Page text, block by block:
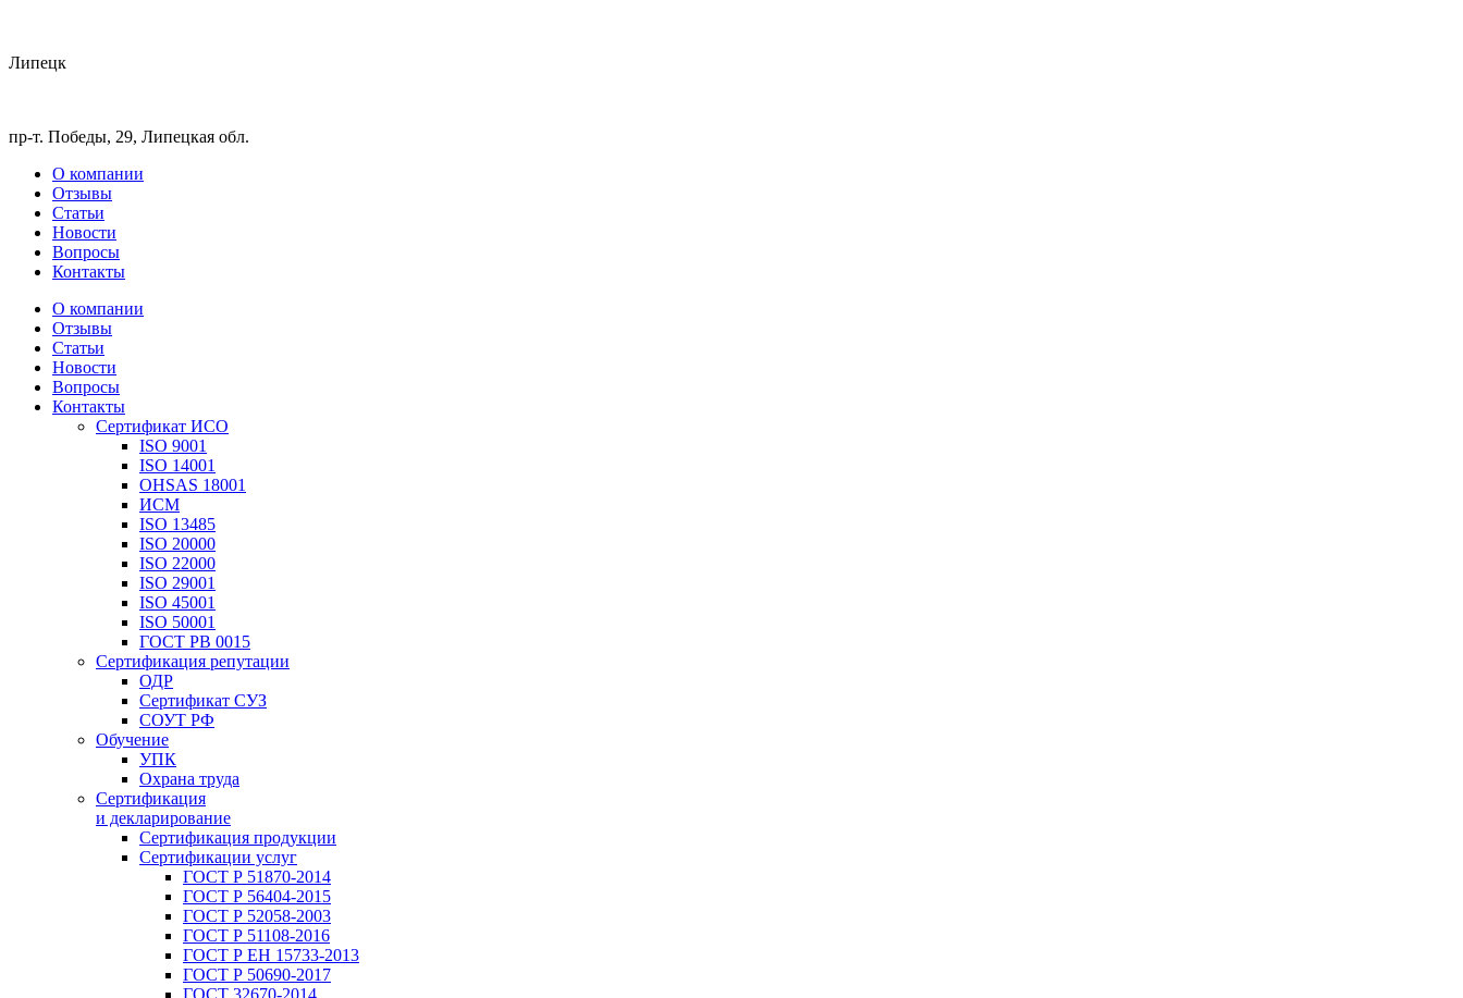
Липецк
пр-т. Победы, 29, Липецкая обл.
О компании
Отзывы
Статьи
Новости
Вопросы
Контакты
О компании
Отзывы
Статьи
Новости
Вопросы
Контакты
Сертификат ИСО
ISO 9001
ISO 14001
OHSAS 18001
ИСМ
ISO 13485
ISO 20000
ISO 22000
ISO 29001
ISO 45001
ISO 50001
ГОСТ РВ 0015
Сертификация репутации
ОДР
Сертификат СУЗ
СОУТ РФ
Обучение
УПК
Охрана труда
Сертификация
и декларирование
Сертификация продукции
Сертификации услуг
ГОСТ Р 51870-2014
ГОСТ Р 56404-2015
ГОСТ Р 52058-2003
ГОСТ Р 51108-2016
ГОСТ Р ЕН 15733-2013
ГОСТ Р 50690-2017
ГОСТ 32670-2014